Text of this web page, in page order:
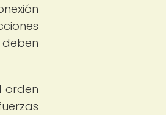
orden